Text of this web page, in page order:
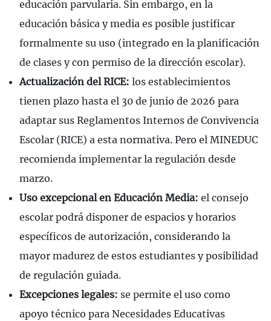
educación parvularia. Sin embargo, en la
educación básica y media es posible justificar
formalmente su uso (integrado en la planificación
de clases y con permiso de la dirección escolar).
Actualización del RICE: los establecimientos
tienen plazo hasta el 30 de junio de 2026 para
adaptar sus Reglamentos Internos de Convivencia
Escolar (RICE) a esta normativa. Pero el MINEDUC
recomienda implementar la regulación desde
marzo.
Uso excepcional en Educación Media: el consejo
escolar podrá disponer de espacios y horarios
específicos de autorización, considerando la
mayor madurez de estos estudiantes y posibilidad
de regulación guiada.
Excepciones legales: se permite el uso como
apoyo técnico para Necesidades Educativas